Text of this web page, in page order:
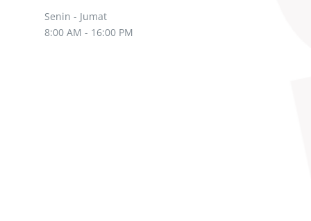
Senin - Jumat
8:00 AM - 16:00 PM